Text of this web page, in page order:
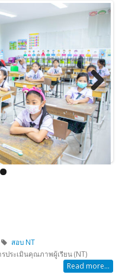
Next
สอบ NT
ประเมินคุณภาพผู้เรียน (NT)
Read more...